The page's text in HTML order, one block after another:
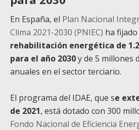
En España, el Plan Nacional
Clima 2021-2030 (PNIEC) ha
rehabilitación energética de
para el año 2030y de 5 millones
anuales en el sector terciario.
El programa del IDAE, que se
de 2021, está dotado con 300
Fondo Nacional de Eficiencia